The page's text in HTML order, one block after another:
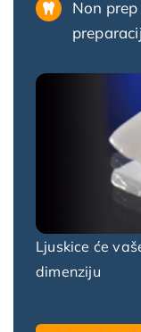
Non
Ljuskice će
dimenziju